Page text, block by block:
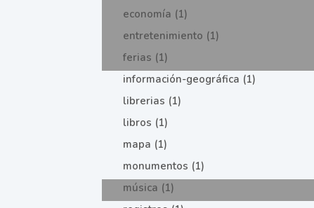
economía (1)
entretenimiento (1)
ferias (1)
información-geográfica (1)
librerias (1)
libros (1)
mapa (1)
monumentos (1)
música (1)